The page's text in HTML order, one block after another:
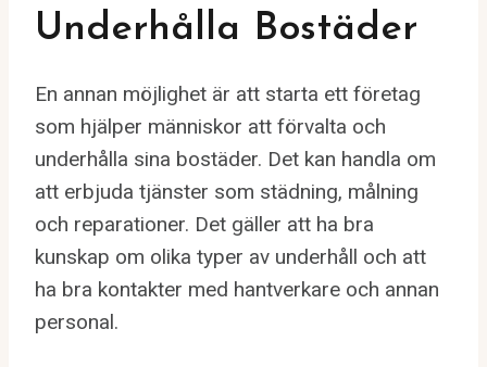
Underhålla Bostäder
En annan möjlighet är att starta ett företag
som hjälper människor att förvalta och
underhålla sina bostäder. Det kan handla om
att erbjuda tjänster som städning, målning
och reparationer. Det gäller att ha bra
kunskap om olika typer av underhåll och att
ha bra kontakter med hantverkare och annan
personal.